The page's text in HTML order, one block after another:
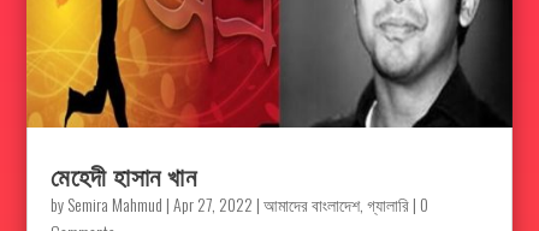
মেহেদী হাসান খান
bySemira Mahmud |Apr 27, 2022 |আমাদের বাংলাদেশ,গ্যালারি| 0